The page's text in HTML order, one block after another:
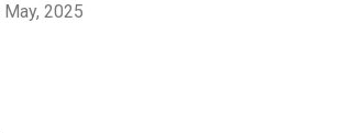
May, 2025